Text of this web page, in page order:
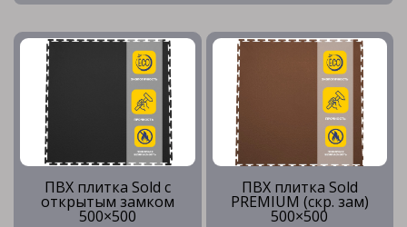
ПВХ плитка Sold с
открытым замком
500×500
ПВХ плитка Sold
PREMIUM (скр. зам)
500×500